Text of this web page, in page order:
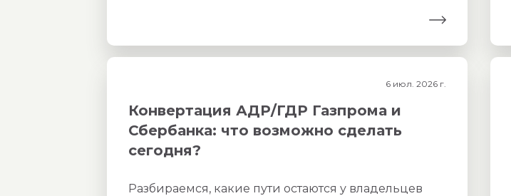
6 июл. 2026 г.
Конвертация АДР/ГДР Газпрома и
Сбербанка: что возможно сделать
сегодня?
Разбираемся, какие пути остаются у владельцев